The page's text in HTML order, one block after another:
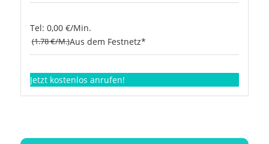
Tel: 0,00 €/Min.
(1.78 €/M.)Aus dem Festnetz*
Jetzt kostenlos anrufen!